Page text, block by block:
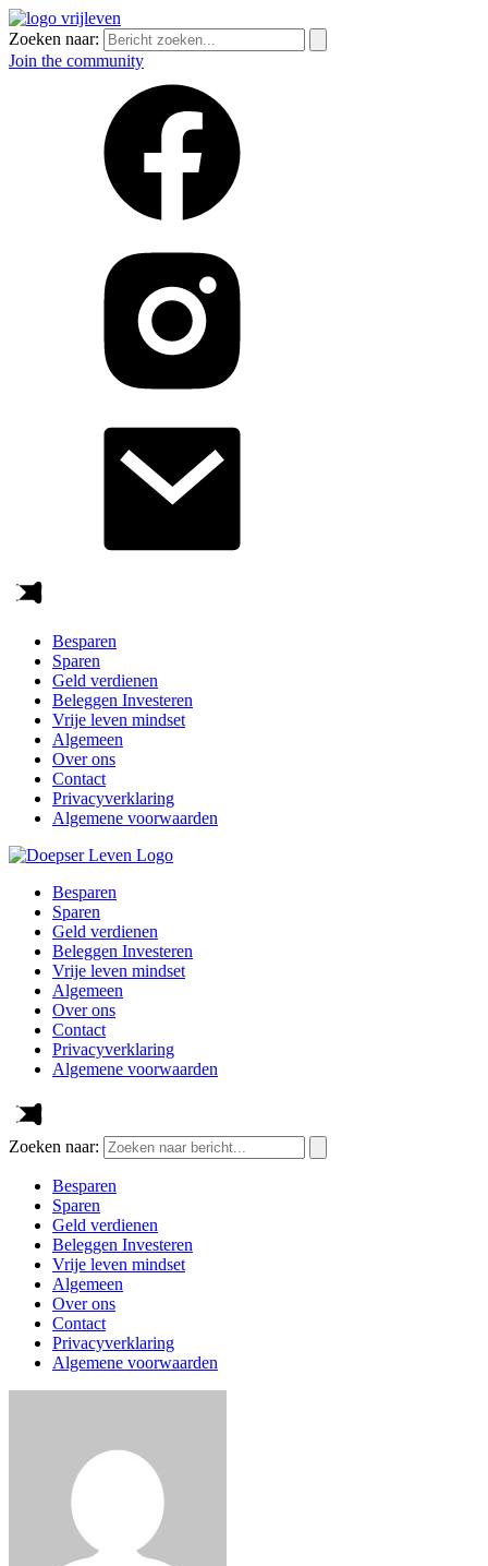
Zoeken naar:
Join the community
Besparen
Sparen
Geld verdienen
Beleggen Investeren
Vrije leven mindset
Algemeen
Over ons
Contact
Privacyverklaring
Algemene voorwaarden
Besparen
Sparen
Geld verdienen
Beleggen Investeren
Vrije leven mindset
Algemeen
Over ons
Contact
Privacyverklaring
Algemene voorwaarden
Zoeken naar:
Besparen
Sparen
Geld verdienen
Beleggen Investeren
Vrije leven mindset
Algemeen
Over ons
Contact
Privacyverklaring
Algemene voorwaarden